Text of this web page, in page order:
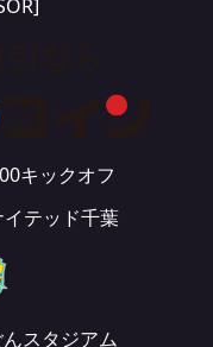
キックオフ
テッド千葉
スタジアム